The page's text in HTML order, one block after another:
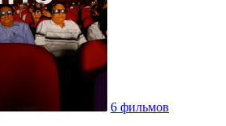
6 фильмов